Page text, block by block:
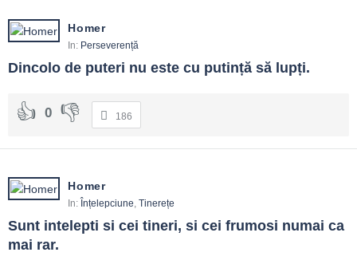
Homer
In: Perseverență
Dincolo de puteri nu este cu putință să lupți.
0 186
Homer
In: Înțelepciune, Tinerețe
Sunt intelepti si cei tineri, si cei frumosi numai ca
mai rar.